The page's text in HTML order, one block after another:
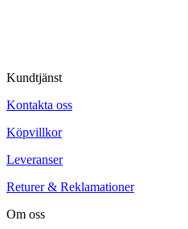
Kundtjänst
Kontakta oss
Köpvillkor
Leveranser
Returer & Reklamationer
Om oss